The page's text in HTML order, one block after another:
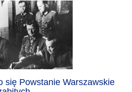
się Powstanie Warszawskie